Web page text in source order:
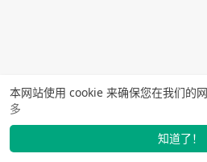
本网站使用 cookie 来确保您在我们的
多
知道了！
发布